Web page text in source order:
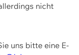
nicht
uns bitte eine E-